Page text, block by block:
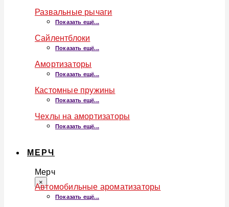
Развальные рычаги
Показать ещё...
Сайлентблоки
Показать ещё...
Амортизаторы
Показать ещё...
Кастомные пружины
Показать ещё...
Чехлы на амортизаторы
Показать ещё...
МЕРЧ
Мерч
×
Автомобильные ароматизаторы
Показать ещё...